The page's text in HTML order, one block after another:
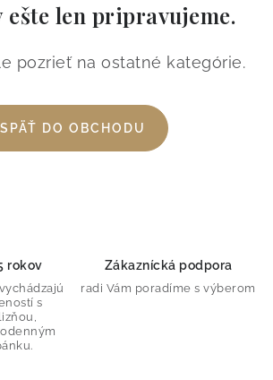
ešte len pripravujeme.
pozrieť na ostatné kategórie.
SPÄŤ DO OBCHODU
rokov
s
Zákaznícká podpora
radi Vám poradíme s výberom